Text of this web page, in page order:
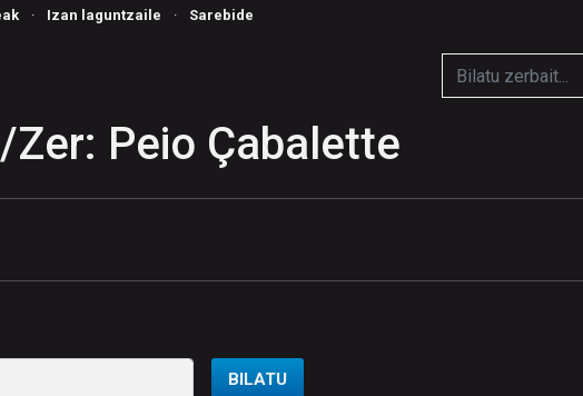
· Izan laguntzaile · Sarebide
Zer: Peio Çabalette
BILATU